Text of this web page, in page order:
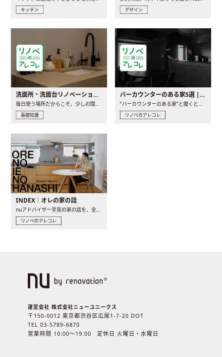
キッチン デザイン
洗面所・洗面台リノベーションの事例と間取りアイデア
毎日使う場所だからこそ、少しの間取りの工夫や素材の選び方で..
基礎知識
バーカウンターのある家5選 | 日常に馴染む“距離の近い”キッチンとは
“バーカウンターのある家”と聞くと、少し特別な、大人のための..
リノベのアレコレ
INDEX｜オレの家の話
リノベのアレコレ
運営会社 株式会社ニューユニークス
〒150-0012 東京都渋谷区広尾1-7-20 DOT
TEL 03-5789-6870
営業時間 10:00〜19:00 定休日 火曜日・水曜日